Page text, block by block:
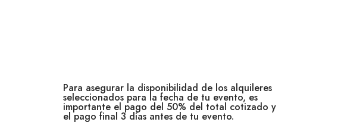
Para asegurar la disponibilidad de los alquileres
seleccionados para la fecha de tu evento, es
importante el pago del 50% del total cotizado y
el pago final 3 días antes de tu evento.